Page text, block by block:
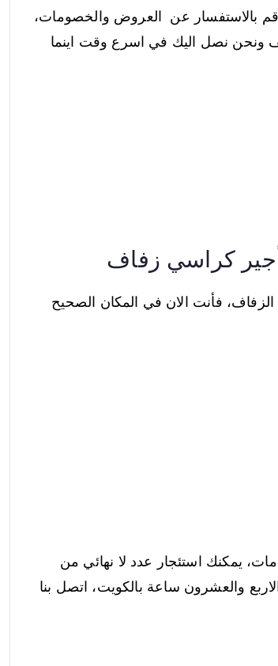
وقم بالاستفسار عن العروض والخصومات،
ونحن نصل اليك في اسرع وقت اينما
كراسي زفاف
فأنت الان في المكان الصحيح
يمكنك استئجار عدد لا نهائي من
والعشرون ساعة بالكويت، اتصل بنا